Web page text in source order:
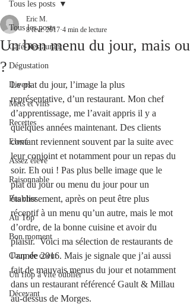
Tous les posts
Café-Restaurant
Dégustation
Divers
Mets et vins
Recettes
Elevé
Assez élevé
Raisonnable
Pas cher
Au Top
Bon moment
Coup de coeur
Un flop à vite oublier
Décevant
Tous les posts
Un bon menu du jour, mais ou
?
Eric M.
8 févr. 2017 4 min de lecture
Le plat du jour, l’image la plus
représentative, d’un restaurant. Mon chef
d’apprentissage, me l’avait appris il y a
quelques années maintenant. Des clients
contant reviennent souvent par la suite avec
leur conjoint et notamment pour un repas du
soir. Eh oui ! Pas plus belle image que le
plat du jour ou menu du jour pour un
établissement, après on peut être plus
réceptif à un menu qu’un autre, mais le mot
d’ordre, de la bonne cuisine et avoir du
plaisir.  Voici ma sélection de restaurants de
l’année 2016. Mais je signale que j’ai aussi
fait de mauvais menus du jour et notamment
dans un restaurant référencé Gault & Millau
au-dessus de Morges.